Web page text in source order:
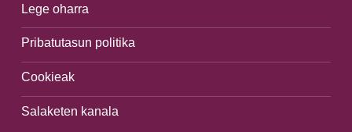
Lege oharra
Pribatutasun politika
Cookieak
Salaketen kanala